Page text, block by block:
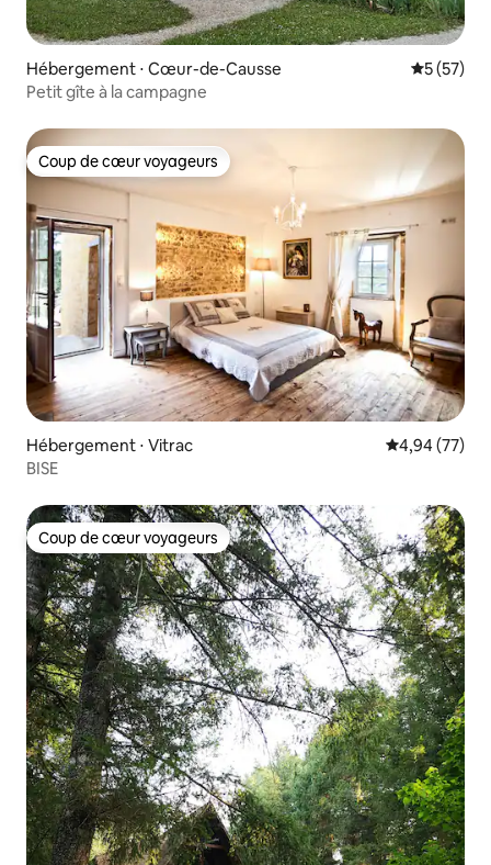
Hébergement ⋅ Cœur-de-Causse
5 (57)
Petit gîte à la campagne
Coup de cœur voyageurs
Coup de cœur voyageurs
Hébergement ⋅ Vitrac Évaluation
4,94 (77)
BISE
Coup de cœur voyageurs
Coup de cœur voyageurs